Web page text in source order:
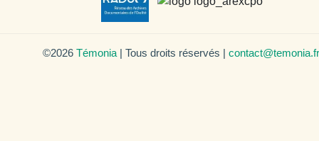
©2026 Témonia | Tous droits réservés | contact@temonia.fr